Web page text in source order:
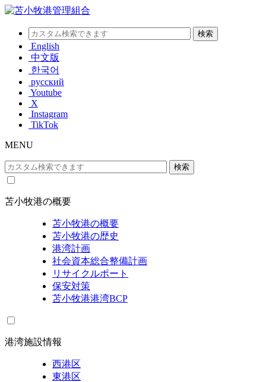
English
中文版
한국어
русский
Youtube
X
Instagram
TikTok
MENU
苫小牧港の概要
苫小牧港の概要
苫小牧港の歴史
港湾計画
社会資本総合整備計画
リサイクルポート
保安対策
苫小牧港港湾BCP
港湾施設情報
西港区
東港区